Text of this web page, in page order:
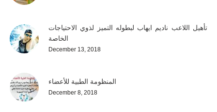
تأهيل اللاعب ناديم ايهاب لبطوله التميز لذوي الاحتياجات
الخاصة
December 13, 2018
المنظومة الطبية للأعضاء
December 8, 2018